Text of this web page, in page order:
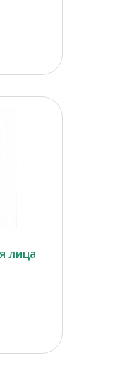
лица